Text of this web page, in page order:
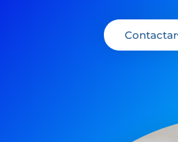
Contactar